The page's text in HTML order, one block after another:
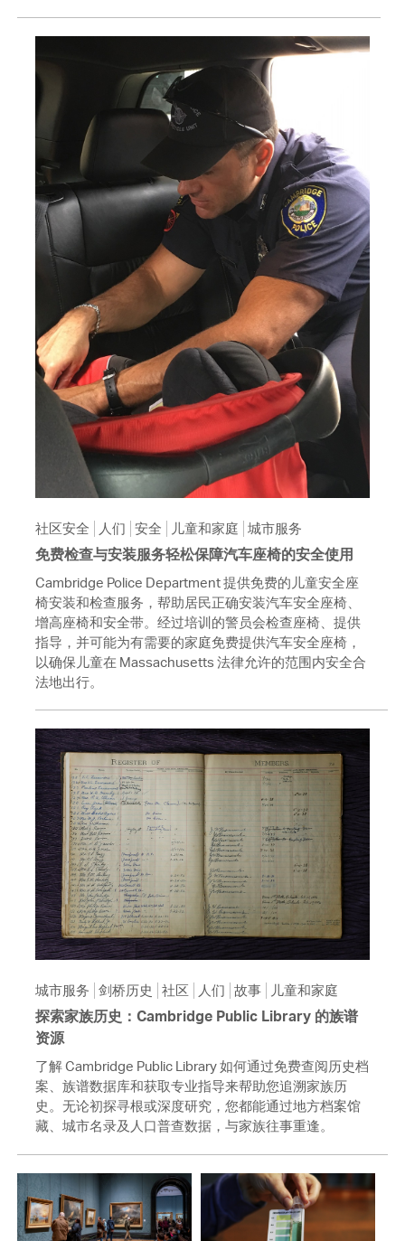
社区安全 人们 安全 儿童和家庭 城市服务
免费检查与安装服务轻松保障汽车座椅的安全使用
Cambridge Police Department 提供免费的儿童安全座
椅安装和检查服务，帮助居民正确安装汽车安全座椅、
增高座椅和安全带。经过培训的警员会检查座椅、提供
指导，并可能为有需要的家庭免费提供汽车安全座椅，
以确保儿童在 Massachusetts 法律允许的范围内安全合
法地出行。
城市服务 剑桥历史 社区 人们 故事 儿童和家庭
探索家族历史：Cambridge Public Library 的族谱
资源
了解 Cambridge Public Library 如何通过免费查阅历史档
案、族谱数据库和获取专业指导来帮助您追溯家族历
史。无论初探寻根或深度研究，您都能通过地方档案馆
藏、城市名录及人口普查数据，与家族往事重逢。